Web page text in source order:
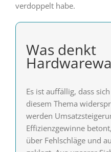
verdoppelt habe.
Was denkt
Es ist auffällig, dass
diesem Thema
werden
Effizienzgewinne
über Fehlschläge und